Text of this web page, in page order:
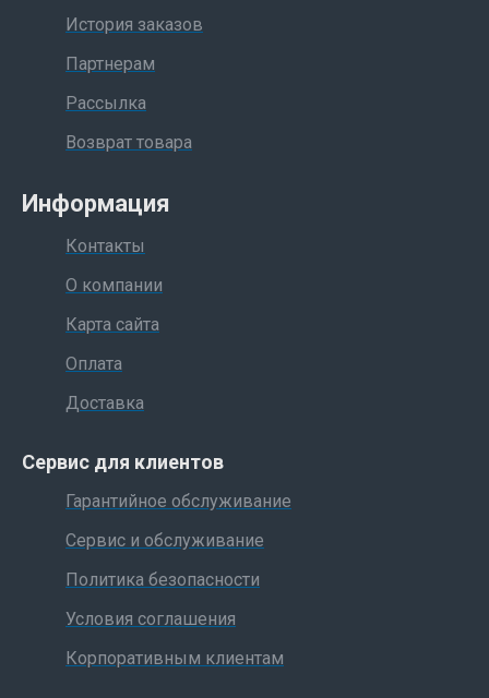
История заказов
Партнерам
Рассылка
Возврат товара
Информация
Контакты
О компании
Карта сайта
Оплата
Доставка
Сервис для клиентов
Гарантийное обслуживание
Сервис и обслуживание
Политика безопасности
Условия соглашения
Корпоративным клиентам